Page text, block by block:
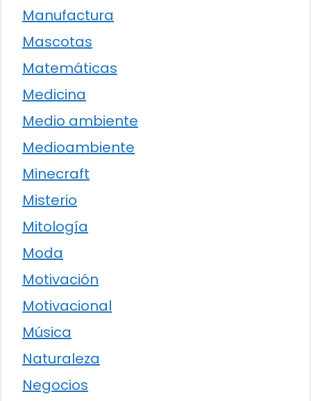
Manufactura
Mascotas
Matemáticas
Medicina
Medio ambiente
Medioambiente
Minecraft
Misterio
Mitología
Moda
Motivación
Motivacional
Música
Naturaleza
Negocios